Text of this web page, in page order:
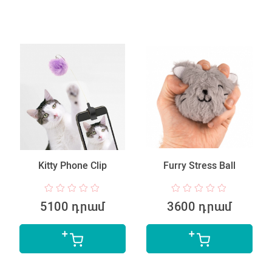
Kitty Phone Clip
5100 դրամ
Furry Stress Ball
3600 դրամ